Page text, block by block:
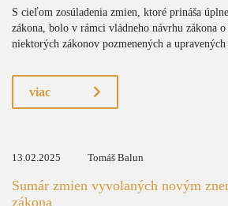
S cieľom zosúladenia zmien, ktoré prináša
zákona, bolo v rámci vládneho návrhu zákona
niektorých zákonov pozmenených a upravených
viac
13.02.2025 Tomáš Balun
Sumár zmien vyvolaných novým
zákona